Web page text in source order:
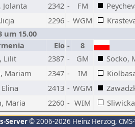
Jolanta 2342 - FM
2296 - WGM
um 15.00
Elo - 8
Lilit 2387 - GM
Socko,
Mariam 2347 - IM
2413 - WGM
Maria 2260 - WIM
Server© 2006-2026 Heinz Herzog,